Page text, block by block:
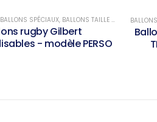
BALLONS SPÉCIAUX, BALLONS TAILLE 3 BALLONS
rugby Gilbert
- modèle PERSO